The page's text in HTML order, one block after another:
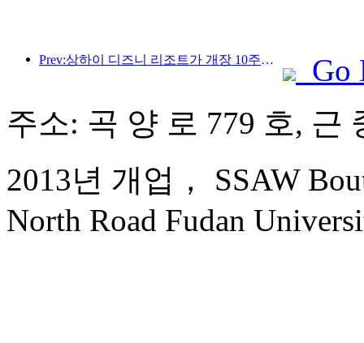
Prev:상하이 디즈니 리조트가 개장 10주년을 맞이했으며, 현재까지 1억 명이 넘는 방문객을 맞이했습니다.
Go
주소: 곡 양 로 779 호, 근
2013년 개업， SSAW
North Road Fudan